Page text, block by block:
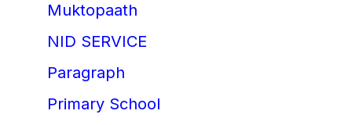
Muktopaath
NID SERVICE
Paragraph
Primary School